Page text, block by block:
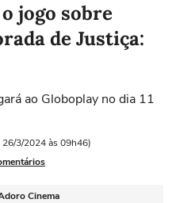
jogo sobre
de Justiça:
ao Globoplay no dia 11
26/3/2024 às 09h46)
Cinema